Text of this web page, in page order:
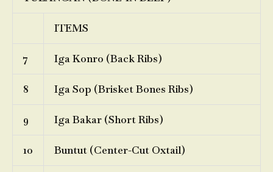
ITEMS
7 Iga Konro (Back Ribs)
8 Iga Sop (Brisket Bones Ribs)
9 Iga Bakar (Short Ribs)
10 Buntut (Center-Cut Oxtail)